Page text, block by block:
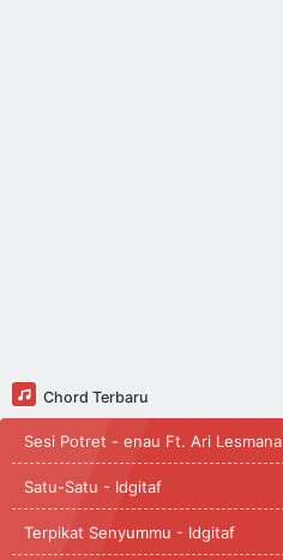
Chord Terbaru
Sesi Potret - enau Ft. Ari Lesmana
Satu-Satu - Idgitaf
Terpikat Senyummu - Idgitaf